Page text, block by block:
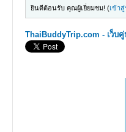
ยินดีต้อนรับ คุณผู้เยี่ยมชม! (เข้า
ThaiBuddyTrip.com - เว็บ